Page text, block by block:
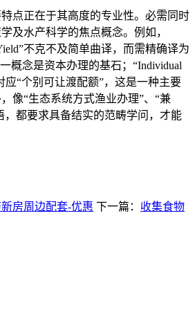
正在于其高度的专业性。必需同时
及水产科学的焦点概念。例如，
不克不及简单曲译，而需精确译为
概念是资本办理的基石；“Individual
应“个别可让渡配额”，这是一种主要
像“生态系统方式渔业办理”、“兼
，都要求具备结实的范畴学问，才能
房周边配套-优惠 下一篇： 收集食物